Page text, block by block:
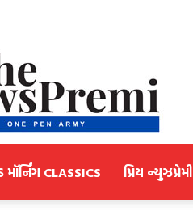
મૉર્નિંગ CLASSICS પ્રિય ન્યુઝપ્રેમી